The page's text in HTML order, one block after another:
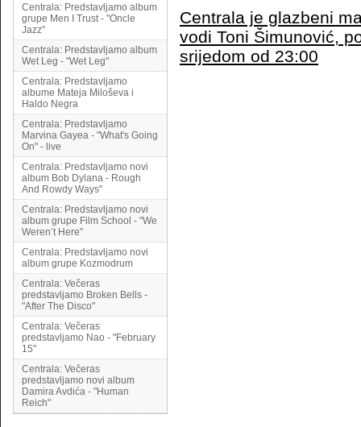
Centrala: Predstavljamo album
grupe Men I Trust - "Oncle
Jazz"
Centrala: Predstavljamo album
Wet Leg - "Wet Leg"
Centrala: Predstavljamo
albume Mateja Miloševa i
Haldo Negra
Centrala: Predstavljamo
Marvina Gayea - "What's Going
On" - live
Centrala: Predstavljamo novi
album Bob Dylana - Rough
And Rowdy Ways"
Centrala: Predstavljamo novi
album grupe Film School - "We
Weren’t Here"
Centrala: Predstavljamo novi
album grupe Kozmodrum
Centrala: Večeras
predstavljamo Broken Bells -
"After The Disco"
Centrala: Večeras
predstavljamo Nao - "February
15"
Centrala: Večeras
predstavljamo novi album
Damira Avdića - "Human
Reich"
Centrala je glazbeni
vodi Toni Šimunović,
srijedom od 23:00